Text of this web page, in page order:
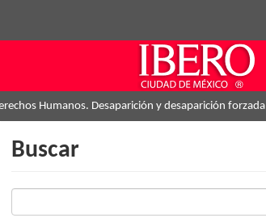
Humanos. Desaparición y desaparición forzada
Buscar